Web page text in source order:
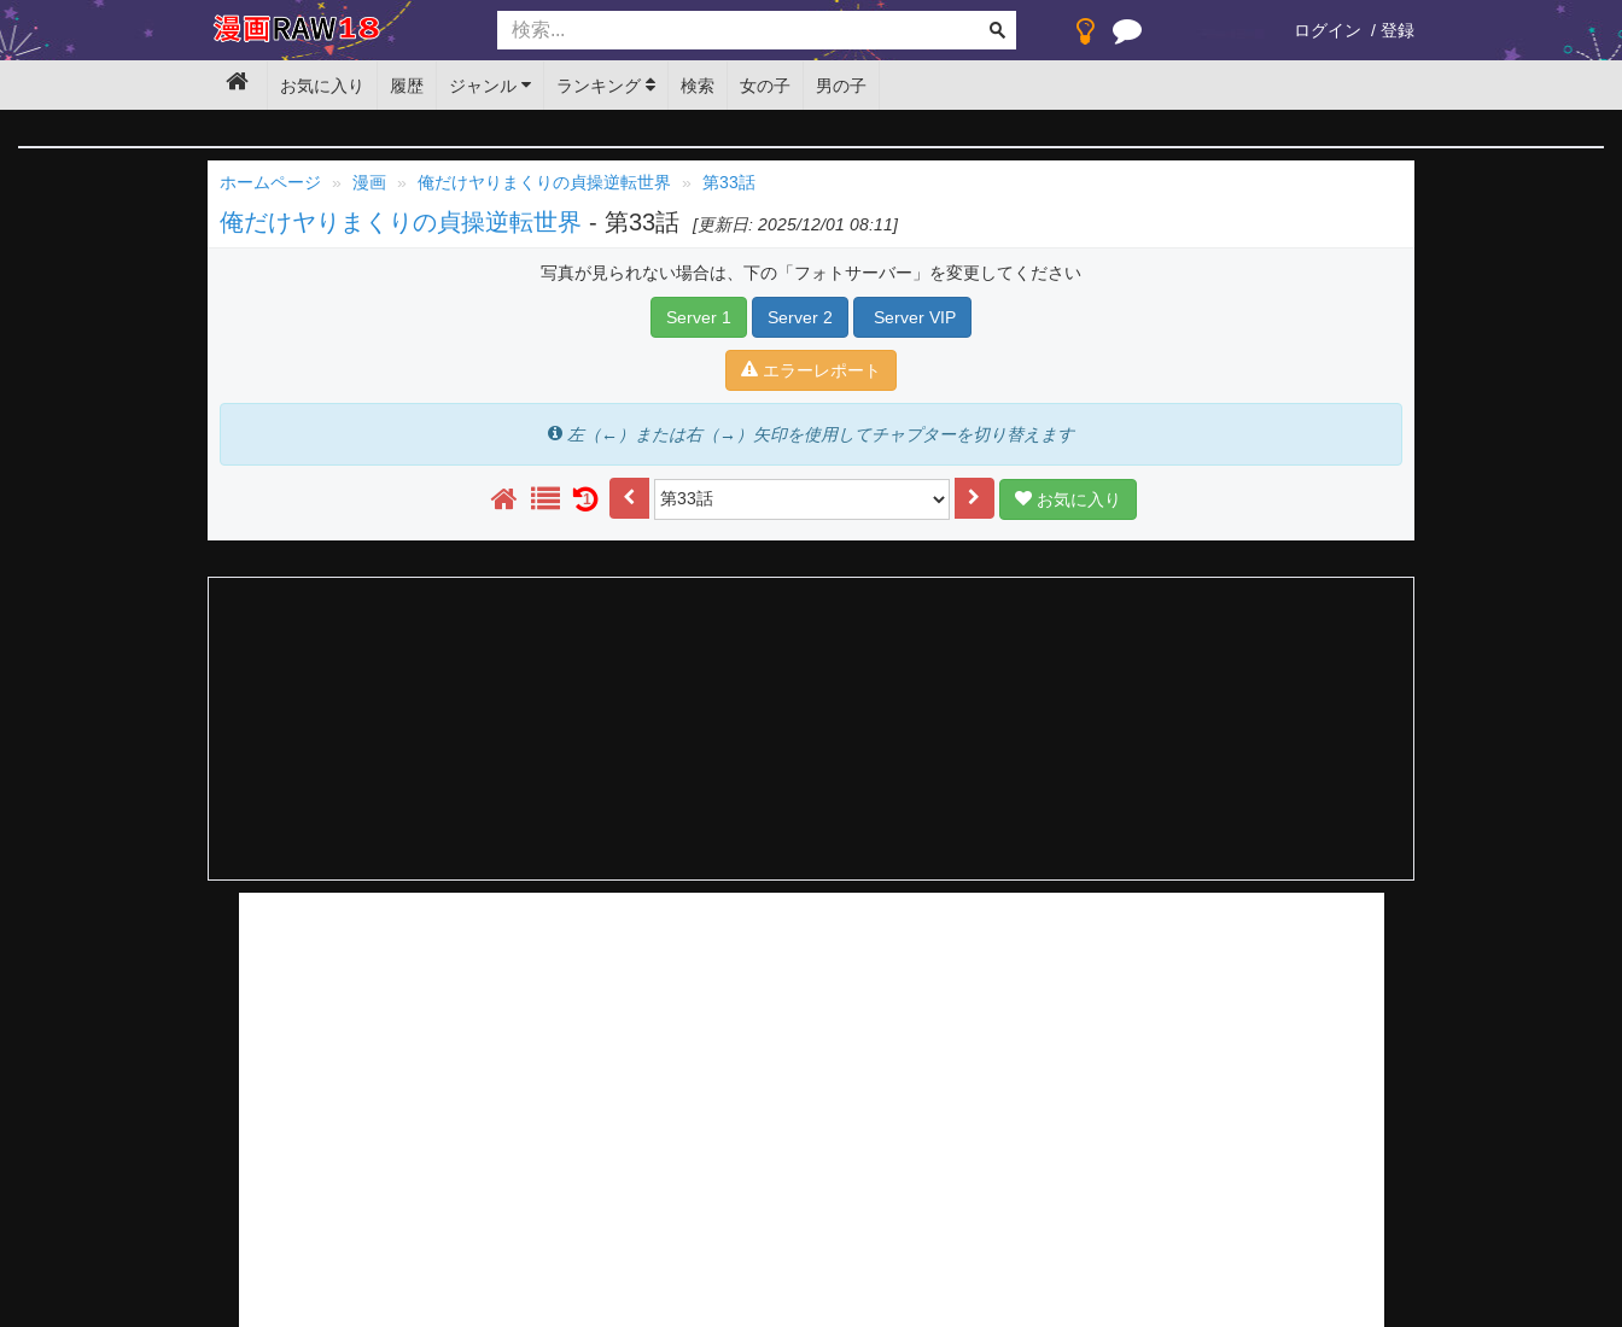
ログイン 登録
お気に入り 履歴 ジャンル ランキング 検索 女の子 男の子
ホームページ 漫画 俺だけヤりまくりの貞操逆転世界 第33話
俺だけヤりまくりの貞操逆転世界 - 第33話 [更新日: 2025/12/01 08:11]
写真が見られない場合は、下の「フォトサーバー」を変更してください
Server 1 Server 2 Server VIP
エラーレポート
左（←）または右（→）矢印を使用してチャプターを切り替えます
1 お気に入り